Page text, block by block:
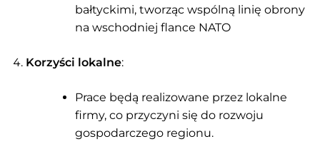
bałtyckimi, tworząc wspólną linię obrony
na wschodniej flance NATO​
Korzyści lokalne:
Prace będą realizowane przez lokalne
firmy, co przyczyni się do rozwoju
gospodarczego regionu.